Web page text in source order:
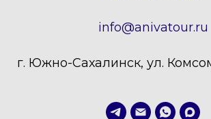
info@anivatour.ru
г. Южно-Сахалинск, ул.